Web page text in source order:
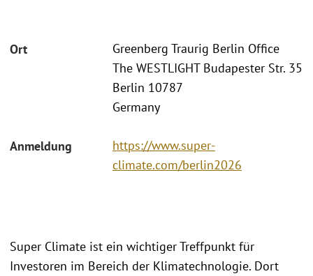
Ort
Greenberg Traurig Berlin Office
The WESTLIGHT Budapester Str. 35
Berlin 10787
Germany
Anmeldung
https://www.super-
climate.com/berlin2026
Super Climate ist ein wichtiger Treffpunkt für
Investoren im Bereich der Klimatechnologie. Dort